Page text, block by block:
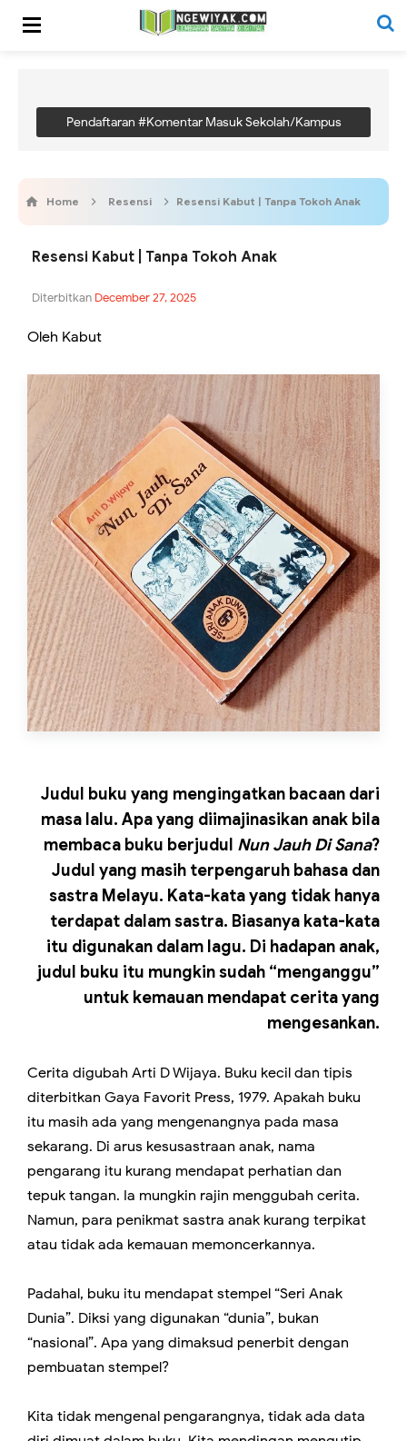
Pendaftaran #Komentar Masuk Sekolah/Kampus
Home Resensi Resensi Kabut | Tanpa Tokoh Anak
Resensi Kabut | Tanpa Tokoh Anak
Diterbitkan December 27, 2025
Oleh Kabut
Judul buku yang mengingatkan bacaan dari
masa lalu. Apa yang diimajinasikan anak bila
membaca buku berjudul Nun Jauh Di Sana?
Judul yang masih terpengaruh bahasa dan
sastra Melayu. Kata-kata yang tidak hanya
terdapat dalam sastra. Biasanya kata-kata
itu digunakan dalam lagu. Di hadapan anak,
judul buku itu mungkin sudah “menganggu”
untuk kemauan mendapat cerita yang
mengesankan.
Cerita digubah Arti D Wijaya. Buku kecil dan tipis
diterbitkan Gaya Favorit Press, 1979. Apakah buku
itu masih ada yang mengenangnya pada masa
sekarang. Di arus kesusastraan anak, nama
pengarang itu kurang mendapat perhatian dan
tepuk tangan. Ia mungkin rajin menggubah cerita.
Namun, para penikmat sastra anak kurang terpikat
atau tidak ada kemauan memoncerkannya.
Padahal, buku itu mendapat stempel “Seri Anak
Dunia”. Diksi yang digunakan “dunia”, bukan
“nasional”. Apa yang dimaksud penerbit dengan
pembuatan stempel?
Kita tidak mengenal pengarangnya, tidak ada data